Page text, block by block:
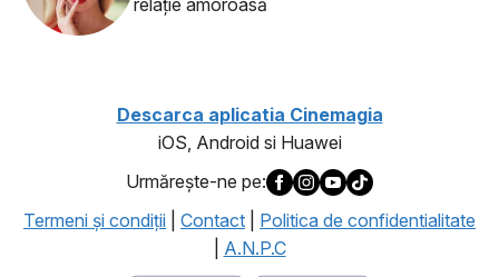
Descarca aplicatia Cinemagia
iOS, Android si Huawei
Urmăreşte-ne pe:
Termeni şi condiţii
Contact
Politica de confidentialitate
A.N.P.C